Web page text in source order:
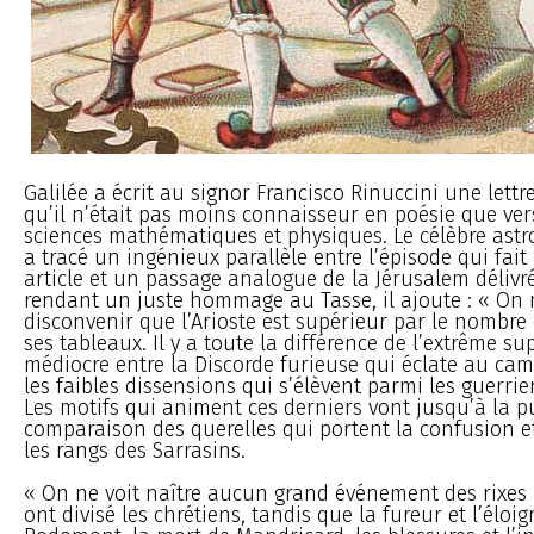
Galilée a écrit au signor Francisco Rinuccini une
qu’il n’était pas moins connaisseur en poésie que
sciences mathématiques et physiques. Le célèbre
a tracé un ingénieux parallèle entre l’épisode qui fait
article et un passage analogue de la Jérusalem
rendant un juste hommage au Tasse, il ajoute : « On
disconvenir que l’Arioste est supérieur par le nombre
ses tableaux. Il y a toute la différence de l’extrême
médiocre entre la Discorde furieuse qui éclate au
les faibles dissensions qui s’élèvent parmi les
Les motifs qui animent ces derniers vont jusqu’à la
comparaison des querelles qui portent la confusion
les rangs des Sarrasins.
« On ne voit naître aucun grand événement des rixes
ont divisé les chrétiens, tandis que la fureur et